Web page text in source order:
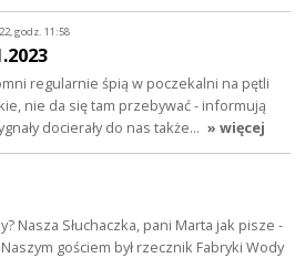
godz. 11:58
regularnie śpią w poczekalni na pętli
nie da się tam przebywać - informują
docierały do nas także… » więcej
Nasza Słuchaczka, pani Marta jak pisze -
gościem był rzecznik Fabryki Wody